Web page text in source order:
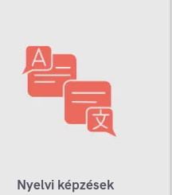
Nyelvi képzések